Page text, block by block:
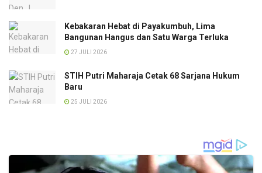
Kebakaran Hebat di Payakumbuh, Lima
Bangunan Hangus dan Satu Warga Terluka
27 JULI 2026
STIH Putri Maharaja Cetak 68 Sarjana Hukum
Baru
25 JULI 2026